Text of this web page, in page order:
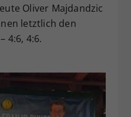
Oliver Majdandzic
letztlich den
4:6, 4:6.